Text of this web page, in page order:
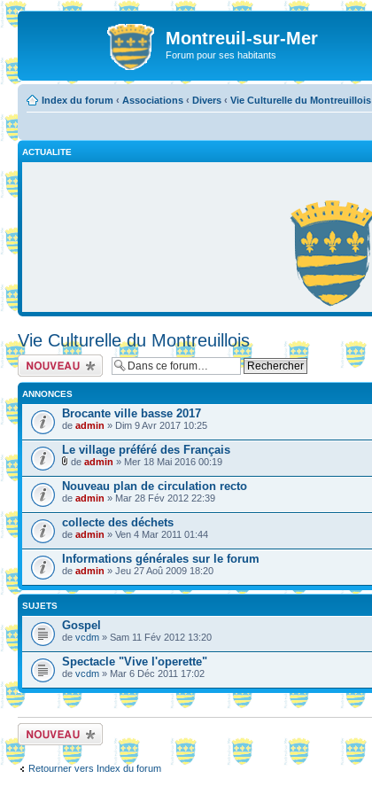
Montreuil-sur-Mer
Forum pour ses habitants
Index du forum ‹ Associations ‹ Divers ‹ Vie Culturelle du Montreuillois
ACTUALITE
Vie Culturelle du Montreuillois
Ecrire un nouveau
sujet
ANNONCES
Brocante ville basse 2017
de admin » Dim 9 Avr 2017 10:25
Le village préféré des Français
de admin » Mer 18 Mai 2016 00:19
Nouveau plan de circulation recto
de admin » Mar 28 Fév 2012 22:39
collecte des déchets
de admin » Ven 4 Mar 2011 01:44
Informations générales sur le forum
de admin » Jeu 27 Aoû 2009 18:20
SUJETS
Gospel
de vcdm » Sam 11 Fév 2012 13:20
Spectacle "Vive l'operette"
de vcdm » Mar 6 Déc 2011 17:02
Ecrire un nouveau
sujet
Retourner vers Index du forum